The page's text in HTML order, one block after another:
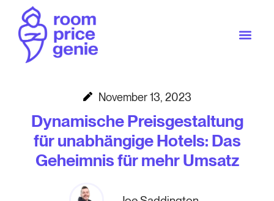
November 13, 2023
Dynamische Preisgestaltung
für unabhängige Hotels: Das
Geheimnis für mehr Umsatz